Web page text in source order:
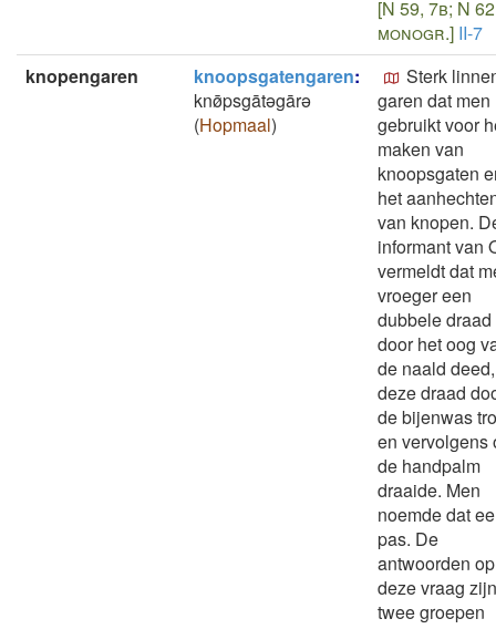
[N 59, 7b; N
monogr.] II-7
knopengaren
knoopsgatengaren:
knø̄psgātǝgārǝ
(Hopmaal)
Sterk
garen dat men
gebruikt voor
maken van
knoopsgaten
het
van knopen.
informant van
vermeldt dat
vroeger een
dubbele draad
door het oog
de naald deed,
deze draad
de bijenwas
en vervolgens
de handpalm
draaide. Men
noemde dat
pas. De
antwoorden op
deze vraag
twee groepen